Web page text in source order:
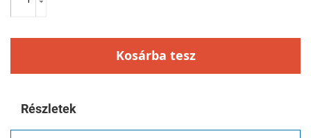
Kosárba tesz
Részletek